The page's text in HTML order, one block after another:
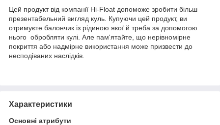
Цей продукт від компанії Hi-Float допоможе зробити більш
презентабельний вигляд куль. Купуючи цей продукт, ви
отримуєте балончик із рідиною якої й треба за допомогою
нього обробляти кулі. Але пам'ятайте, що нерівномірне
покриття або надмірне використання може призвести до
несподіваних наслідків.
Характеристики
Основні атрибути